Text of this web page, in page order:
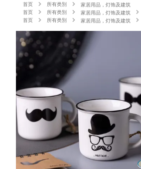
首页
所有类別
家居用品，灯饰及建筑
首页
所有类別 家居用品，灯饰及建筑
首页
所有类別 家居用品，灯饰及建筑